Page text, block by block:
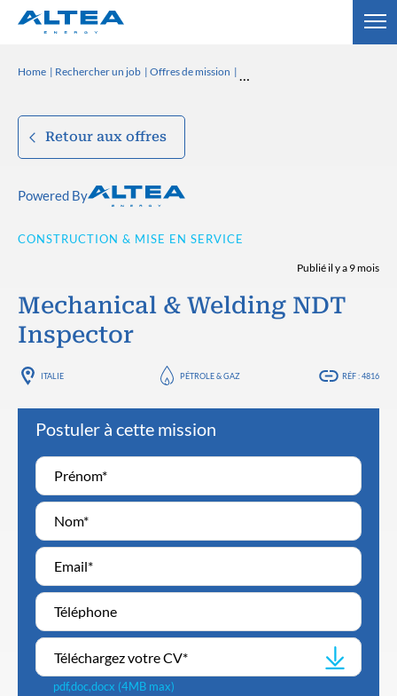
Home Rechercher un job Offres de mission
Retour aux offres
Powered By
CONSTRUCTION & MISE EN SERVICE
Publié il y a 9 mois
Mechanical & Welding NDT
Inspector
ITALIE PÉTROLE & GAZ RÉF : 4816
Postuler à cette mission
Téléchargez votre CV*
pdf,doc,docx (4MB max)